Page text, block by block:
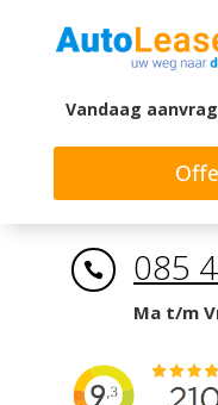
Vandaag
 085
Ma t/m